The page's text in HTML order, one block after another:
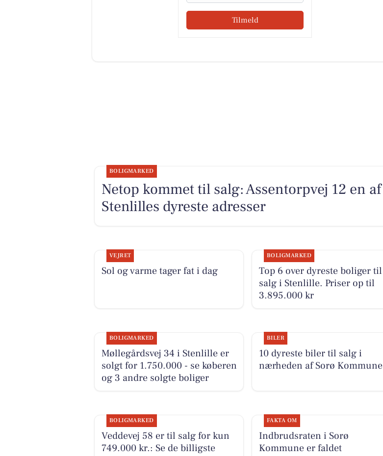
Tilmeld
BOLIGMARKED
Netop kommet til salg: Assentorpvej 12 en af
Stenlilles dyreste adresser
VEJRET
Sol og varme tager fat i dag
BOLIGMARKED
Top 6 over dyreste boliger til
salg i Stenlille. Priser op til
3.895.000 kr
BOLIGMARKED
Møllegårdsvej 34 i Stenlille er
solgt for 1.750.000 - se køberen
og 3 andre solgte boliger
BILER
10 dyreste biler til salg i
nærheden af Sorø Kommune
BOLIGMARKED
Veddevej 58 er til salg for kun
749.000 kr.: Se de billigste
FAKTA OM
Indbrudsraten i Sorø
Kommune er faldet